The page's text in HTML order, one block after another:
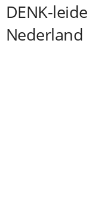
DENK-
Nederland